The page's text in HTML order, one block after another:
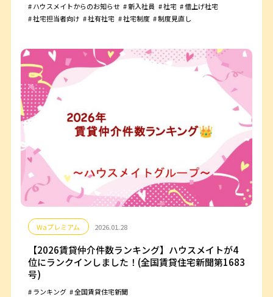
ハウスメイトからのお知らせ
新入社員 社宅
借上げ社宅
社宅担当者向け
社有社宅 社宅制度 制度見直し
Waプレミアム 2026.01.28
【2026賃貸仲介件数ランキング】ハウスメイトが4
位にランクインしました！(全国賃貸住宅新聞第1683
号)
ランキング 全国賃貸住宅新聞